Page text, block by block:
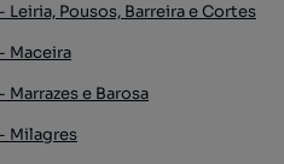
Pousos, Barreira e Cortes
Maceira
e Barosa
Milagres